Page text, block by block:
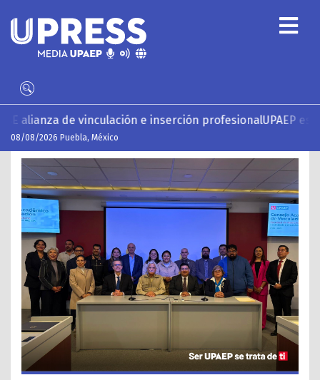
profesionalUPAEP estrena ‘Volar’, serie documental
08/08/2026 Puebla, México